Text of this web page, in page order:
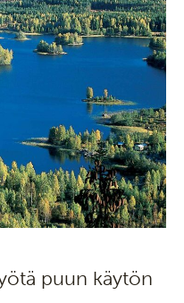
puun käytön